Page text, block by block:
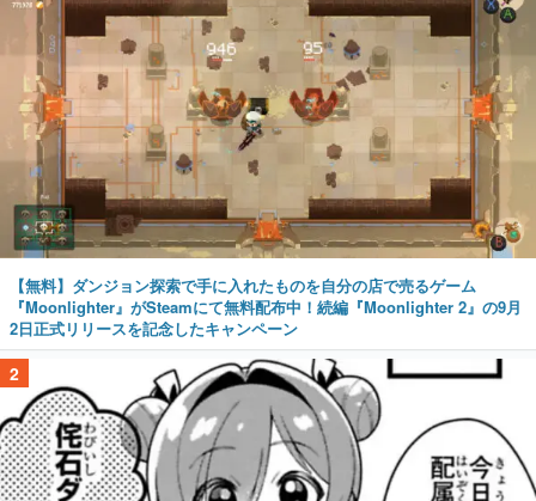
【無料】ダンジョン探索で手に入れたものを自分の店で売るゲーム
『Moonlighter』がSteamにて無料配布中！続編『Moonlighter 2』の9月
2日正式リリースを記念したキャンペーン
2